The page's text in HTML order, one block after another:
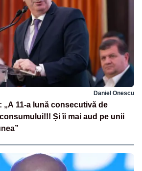
Daniel Onescu
„A 11-a lună consecutivă de
Și îi mai aud pe unii